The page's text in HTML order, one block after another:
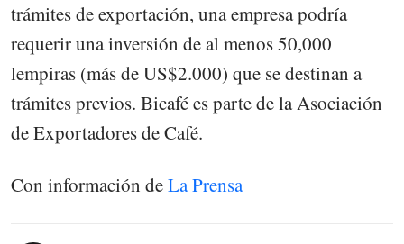
trámites de exportación, una empresa podría
requerir una inversión de al menos 50,000
lempiras (más de US$2.000) que se destinan a
trámites previos. Bicafé es parte de la Asociación
de Exportadores de Café.
Con información deLa Prensa